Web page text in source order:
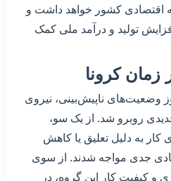
اقتصادی کشور خواهد داشت و
تولید و درآمد ملی کمک
زمان کرونا
وضعیت‌های ناپیش‌بینی، نیروی
روبرو شد. از یک سو،
کار به دلیل تعلیق یا کاهش
جدی مواجه شدند. از سوی
و کیفیت کار این گروه، در